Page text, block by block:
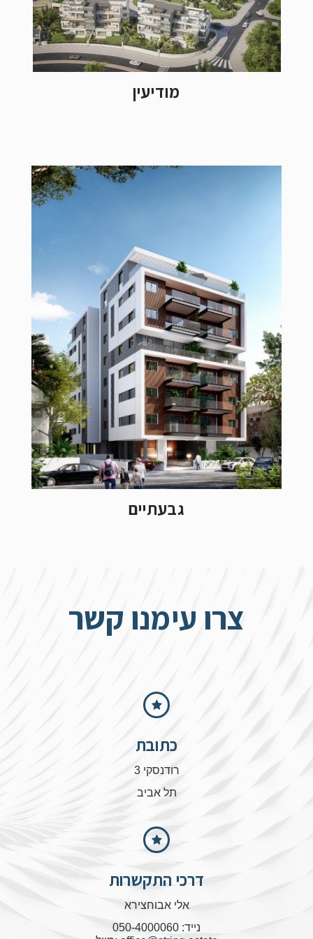
מודיעין
גבעתיים
צרו עימנו קשר
כתובת
רודנסקי 3
תל אביב
דרכי התקשרות
אלי אבוחצירא
נייד: 050-4000060